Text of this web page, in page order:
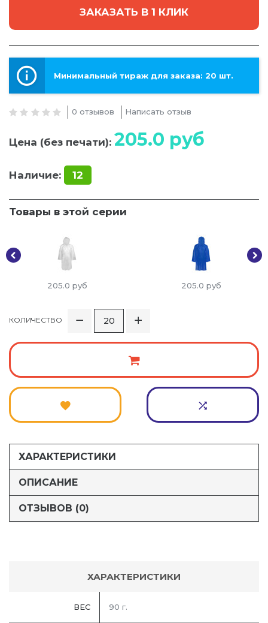
ЗАКАЗАТЬ В 1 КЛИК
Минимальный тираж для заказа: 20 шт.
0 отзывов Написать отзыв
Цена (без печати): 205.0 руб
Наличие: 12
Товары в этой серии
205.0 руб 205.0 руб
КОЛИЧЕСТВО
ХАРАКТЕРИСТИКИ
ОПИСАНИЕ
ОТЗЫВОВ (0)
ХАРАКТЕРИСТИКИ
ВЕС 90 г.